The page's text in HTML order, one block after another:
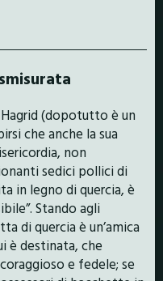
(dopotutto è un
che anche la sua
non
sedici pollici di
in legno di quercia, è
Stando agli
di quercia è un’amica
è destinata, che
e fedele; se